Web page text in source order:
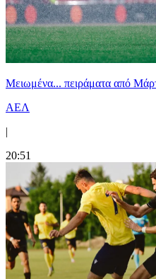
Μειωμένα... πειράματα από
ΑΕΛ
|
20:51